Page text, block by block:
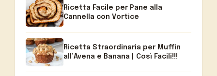
Ricetta Facile per Pane alla
Cannella con Vortice
Ricetta Straordinaria per Muffin
all’Avena e Banana | Così Facili!!!